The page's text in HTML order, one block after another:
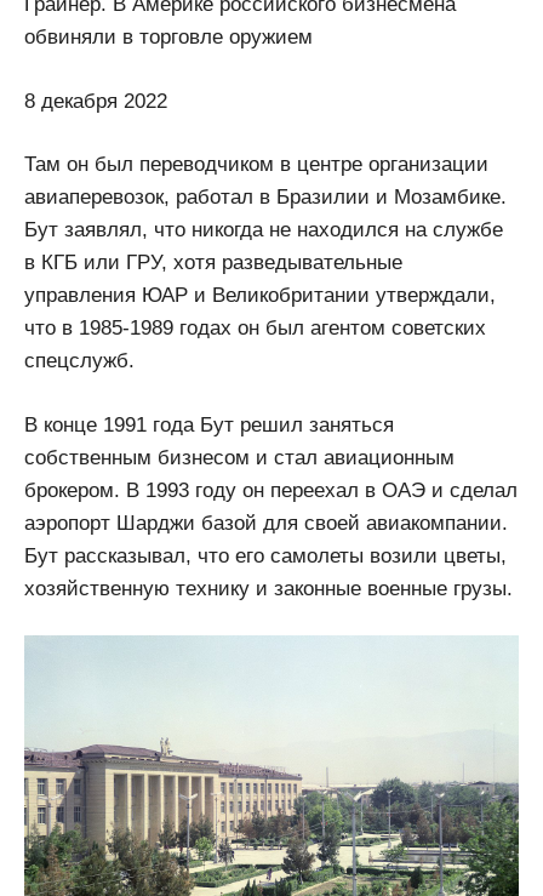
Грайнер. В Америке российского бизнесмена
обвиняли в торговле оружием
8 декабря 2022
Там он был переводчиком в центре организации
авиаперевозок, работал в Бразилии и Мозамбике.
Бут заявлял, что никогда не находился на службе
в КГБ или ГРУ, хотя разведывательные
управления ЮАР и Великобритании утверждали,
что в 1985-1989 годах он был агентом советских
спецслужб.
В конце 1991 года Бут решил заняться
собственным бизнесом и стал авиационным
брокером. В 1993 году он переехал в ОАЭ и сделал
аэропорт Шарджи базой для своей авиакомпании.
Бут рассказывал, что его самолеты возили цветы,
хозяйственную технику и законные военные грузы.